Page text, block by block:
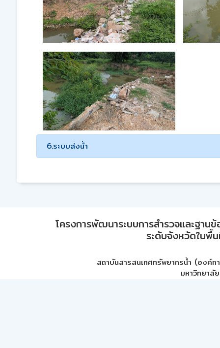
6.ระบบส่งน้ำ
โครงการพัฒนาระบบการสำรวจและฐา
ระดับจังหวัดในพื้
สถาบันสารสนเทศทรัพยากรน้ำ (องค์ก
มหาวิทยาลั